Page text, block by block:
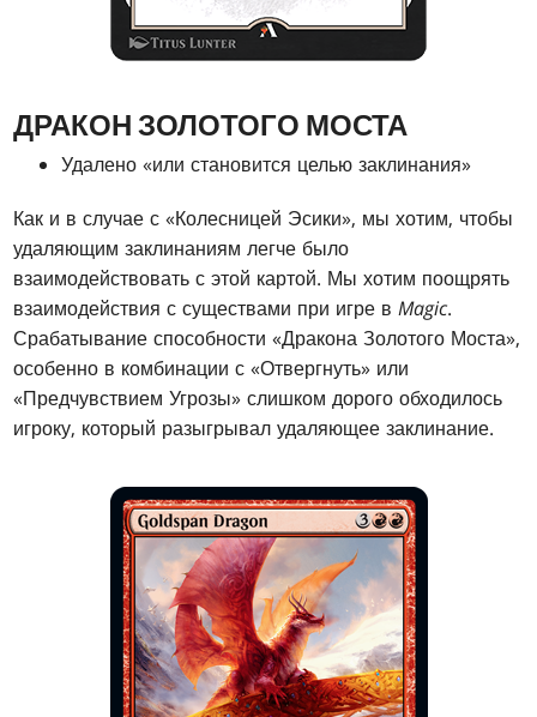
ДРАКОН ЗОЛОТОГО МОСТА
Удалено «или становится целью заклинания»
Как и в случае с «Колесницей Эсики», мы хотим, чтобы
удаляющим заклинаниям легче было
взаимодействовать с этой картой. Мы хотим поощрять
взаимодействия с существами при игре вMagic.
Срабатывание способности «Дракона Золотого Моста»,
особенно в комбинации с «Отвергнуть» или
«Предчувствием Угрозы» слишком дорого обходилось
игроку, который разыгрывал удаляющее заклинание.